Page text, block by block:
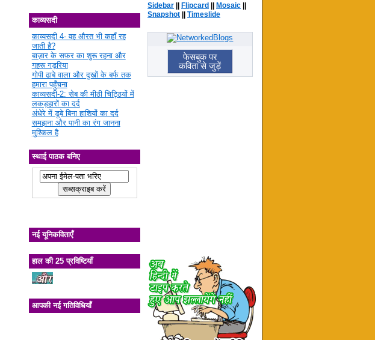
काव्यसदी
काव्यसदी 4- वह औरत भी कहाँ रह
जाती है?
बाज़ार के सफ़र का शुरू रहना और
गहरू गड़रिया
गोपी ढाबे वाला और दुखों के बर्फ तक
हमारा पहुँचना
काव्यसदी-2: सेब की मीठी चिट्ठियों में
लकड़हारों का दर्द
अंधेरे में डूबे बिना हाशियों का दर्द
समझना और पानी का रंग जानना
मुश्किल है
स्थाई पाठक बनिए
नई यूनिकविताएँ
हाल की 25 प्रविष्टियाँ
आपकी नई गतिविधियाँ
Sidebar ||Flipcard ||Mosaic ||
Snapshot ||Timeslide
फेसबुक पर
कविता से जुड़ें